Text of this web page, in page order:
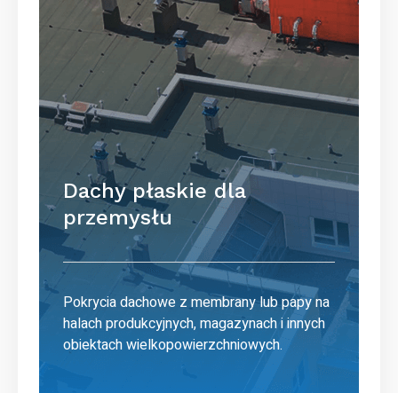
Dachy płaskie dla
przemysłu
Pokrycia dachowe z membrany lub papy na
halach produkcyjnych, magazynach i innych
obiektach wielkopowierzchniowych.